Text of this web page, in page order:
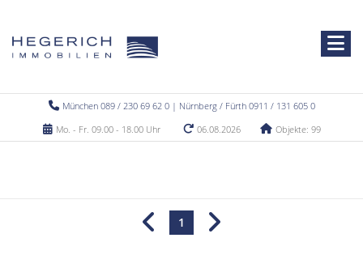
München 089 / 230 69 62 0 | Nürnberg / Fürth 0911 / 131 605 0
Mo. - Fr. 09.00 - 18.00 Uhr
06.08.2026 Objekte: 99
1